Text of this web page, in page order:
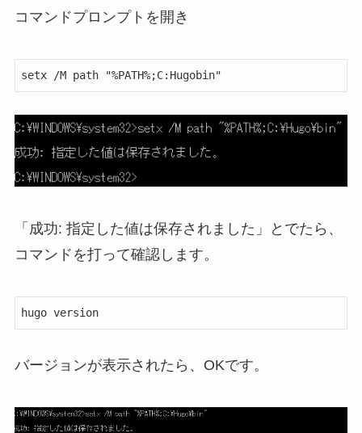
コマンドプロンプトを開き
「成功: 指定した値は保存されました」とでたら、
コマンドを打って確認します。
hugo version
バージョンが表示されたら、OKです。